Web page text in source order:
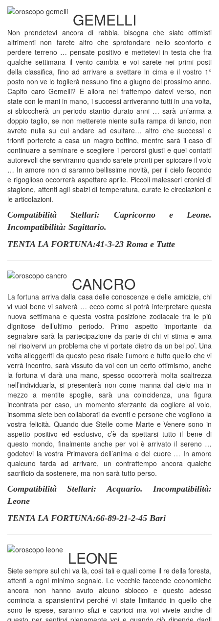
GEMELLI
Non prendetevi ancora di rabbia, bisogna che siate ottimisti
altrimenti non farete altro che sprofondare nello sconforto e
perdere terreno … pensate positivo e mettetevi in testa che fra
qualche settimana il vento cambia e voi sarete nei primi posti
della classifica, fino ad arrivare a svettare in cima e il vostro 1°
posto non ve lo toglierà nessuno fino a giugno del prossimo anno.
Capito caro Gemelli? E allora nel frattempo datevi verso, non
state con le mani in mano, i successi arriveranno tutti in una volta,
si sbloccherà un periodo stantio durato anni … sarà un’arma a
doppio taglio, se non metterete niente sulla rampa di lancio, non
avrete nulla su cui andare ad esultare… altro che successi e
trionfi porterete a casa un magro bottino, mentre sarà il caso di
continuare a seminare e scegliere i percorsi giusti e quei contatti
autorevoli che serviranno quando sarete pronti per spiccare il volo
… In amore non ci saranno bellissime novità, per il cielo fecondo
e rigoglioso occorrerà aspettare aprile. Piccoli malesseri cronici di
stagione, attenti agli sbalzi di temperatura, curate le circolazioni e
le articolazioni.
Compatibilità Stellari: Capricorno e Leone.
Incompatibilità: Sagittario.
TENTA LA FORTUNA:41-3-23 Roma e Tutte
CANCRO
La fortuna arriva dalla casa delle conoscenze e delle amicizie, chi
vi vuol bene vi salverà … ecco come si potrà interpretare questa
nuova settimana e questa vostra posizione zodiacale tra le più
dignitose dell’ultimo periodo. Primo aspetto importante da
segnalare sarà la partecipazione da parte di chi vi stima e ama
nel risolvervi un problema che vi portate dietro da un bel po’. Una
volta alleggeriti da questo peso risale l’umore e tutto quello che vi
verrà incontro, sarà vissuto da voi con un certo ottimismo, anche
la fortuna vi darà una mano, spesso occorrerà molta scaltrezza
nell’individuarla, si presenterà non come manna dal cielo ma in
mezzo a mentite spoglie, sarà una coincidenza, una figura
incontrata per caso, un momento sferzante da cogliere al volo,
insomma siete ben collaborati da eventi e persone che vogliono la
vostra felicità. Quando due Stelle come Marte e Venere sono in
aspetto positivo ed esclusivo, c’è da spettarsi tutto il bene di
questo mondo, finalmente anche per voi è arrivato il sereno …
godetevi la vostra Primavera dell’anima e del cuore … In amore
qualcuno tarda ad arrivare, un contrattempo ancora qualche
sacrificio da sostenere, ma non sarà tutto perso.
Compatibilità Stellari: Acquario. Incompatibilità:
Leone
TENTA LA FORTUNA:66-89-21-2-45 Bari
LEONE
Siete sempre sul chi va là, così tali e quali come il re della foresta,
attenti a ogni minimo segnale. Le vecchie faccende economiche
ancora non hanno avuto alcuno sblocco e questo adesso
comincia a spansientirvi perché vi state limitando in quello che
sono le spese, saranno sfizi e capricci ma voi vivete anche di